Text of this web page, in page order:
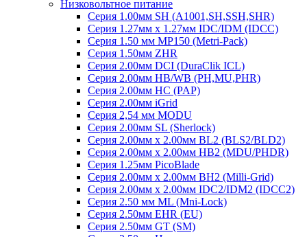
Низковольтное питание
Серия 1.00мм SH (A1001,SH,SSH,SHR)
Серия 1.27мм x 1.27мм IDC/IDM (IDCC)
Серия 1.50 мм MP150 (Metri-Pack)
Серия 1.50мм ZHR
Серия 2.00мм DCI (DuraClik ICL)
Серия 2.00мм HB/WB (PH,MU,PHR)
Серия 2.00мм HC (PAP)
Серия 2.00мм iGrid
Серия 2,54 мм MODU
Серия 2.00мм SL (Sherlock)
Серия 2.00мм x 2.00мм BL2 (BLS2/BLD2)
Серия 2.00мм x 2.00мм HB2 (MDU/PHDR)
Серия 1.25мм PicoBlade
Серия 2.00мм х 2.00мм BH2 (Milli-Grid)
Серия 2.00мм х 2.00мм IDC2/IDM2 (IDCC2)
Серия 2.50 мм ML (Mni-Lock)
Серия 2.50мм EHR (EU)
Серия 2.50мм GT (SM)